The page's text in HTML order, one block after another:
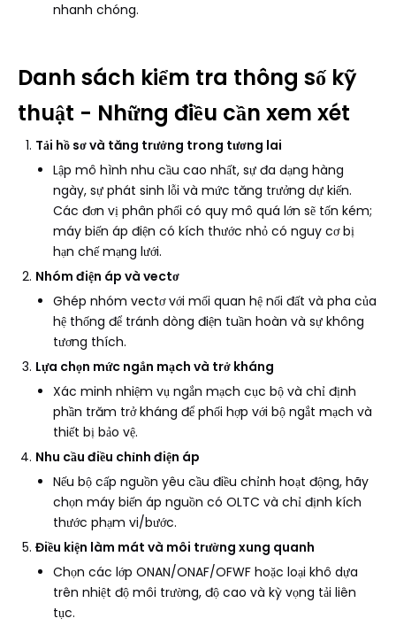
nhanh chóng.
Danh sách kiểm tra thông số kỹ
thuật - Những điều cần xem xét
Tải hồ sơ và tăng trưởng trong tương lai
Lập mô hình nhu cầu cao nhất, sự đa dạng hàng
ngày, sự phát sinh lỗi và mức tăng trưởng dự kiến.
Các đơn vị phân phối có quy mô quá lớn sẽ tốn kém;
máy biến áp điện có kích thước nhỏ có nguy cơ bị
hạn chế mạng lưới.
Nhóm điện áp và vectơ
Ghép nhóm vectơ với mối quan hệ nối đất và pha của
hệ thống để tránh dòng điện tuần hoàn và sự không
tương thích.
Lựa chọn mức ngắn mạch và trở kháng
Xác minh nhiệm vụ ngắn mạch cục bộ và chỉ định
phần trăm trở kháng để phối hợp với bộ ngắt mạch và
thiết bị bảo vệ.
Nhu cầu điều chỉnh điện áp
Nếu bộ cấp nguồn yêu cầu điều chỉnh hoạt động, hãy
chọn máy biến áp nguồn có OLTC và chỉ định kích
thước phạm vi/bước.
Điều kiện làm mát và môi trường xung quanh
Chọn các lớp ONAN/ONAF/OFWF hoặc loại khô dựa
trên nhiệt độ môi trường, độ cao và kỳ vọng tải liên
tục.